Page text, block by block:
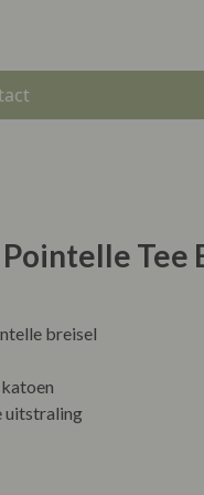
Tee
breisel
uitstraling